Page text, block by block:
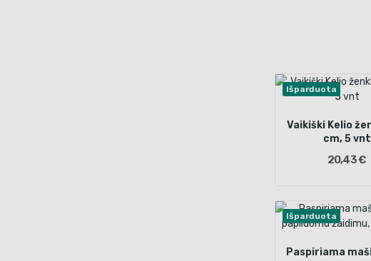
Išparduota
Vaikiški Kelio
cm, 5 vnt
20,43 €
Išparduota
Paspiriama